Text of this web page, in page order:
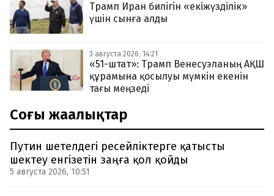
Трамп Иран билігін «екіжүзділік»
үшін сынға алды
3 августа 2026, 14:21
«51-штат»: Трамп Венесуэланың АҚШ
құрамына қосылуы мүмкін екенін
тағы меңзеді
Соңғы жаңалықтар
Путин шетелдегі ресейліктерге қатысты
шектеу енгізетін заңға қол қойды
5 августа 2026, 10:51